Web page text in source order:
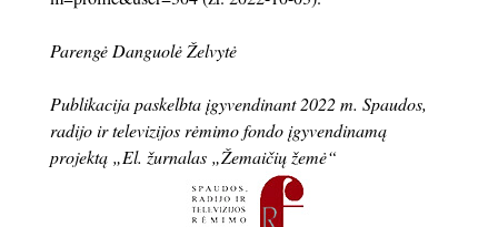
Parengė Danguolė Želvytė
Publikacija paskelbta įgyvendinant 2022 m. Spaudos,
radijo ir televizijos rėmimo fondo įgyvendinamą
projektą „El. žurnalas „Žemaičių žemė“